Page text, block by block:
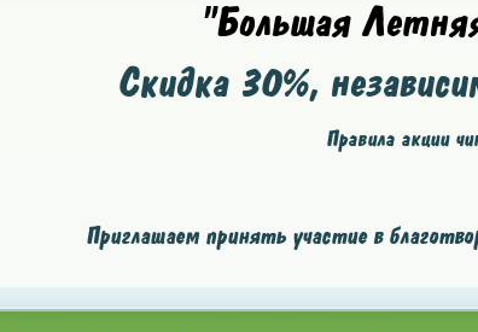
"Большая
Скидка 30%,
Правила акции
Приглашаем принять участие в